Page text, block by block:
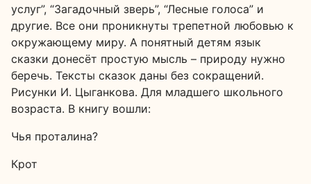
услуг”, “Загадочный зверь”, “Лесные голоса” и
другие. Все они проникнуты трепетной любовью к
окружающему миру. А понятный детям язык
сказки донесёт простую мысль – природу нужно
беречь. Тексты сказок даны без сокращений.
Рисунки И. Цыганкова. Для младшего школьного
возраста. В книгу вошли:
Чья проталина?
Крот